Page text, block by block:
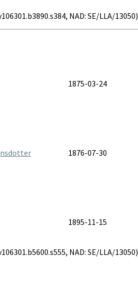
NAD: SE/LLA/13050)
1875-03-24
1876-07-30
1895-11-15
NAD: SE/LLA/13050)